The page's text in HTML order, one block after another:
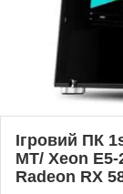
Ігровий ПК
MT/ Xeon
Radeon RX